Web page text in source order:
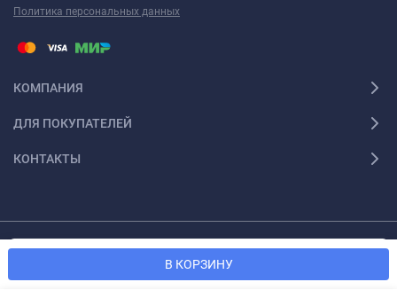
В КОРЗИНУ
Политика персональных данных
КОМПАНИЯ
ДЛЯ ПОКУПАТЕЛЕЙ
КОНТАКТЫ